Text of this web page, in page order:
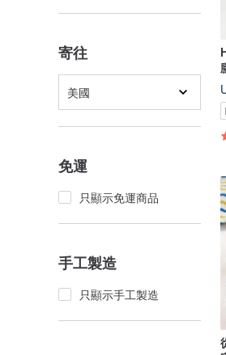
寄往
美國
免運
只顯示免運商品
手工製造
只顯示手工製造